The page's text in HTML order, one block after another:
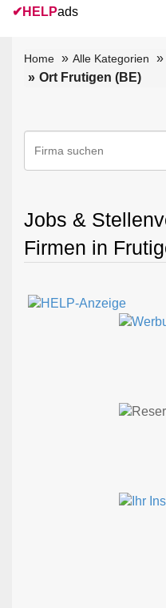
✔ HELPads
Home Alle Kategorien
Ort Frutigen (BE)
Jobs &
Firmen in